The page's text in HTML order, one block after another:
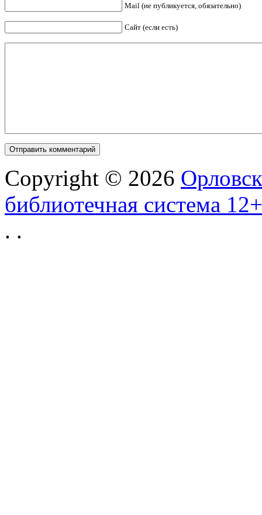
Mail (не публикуется, обязательно)
Сайт (если есть)
Copyright © 2026
библиотечная система 12+
. .